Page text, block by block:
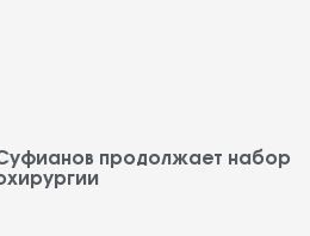
продолжает набор